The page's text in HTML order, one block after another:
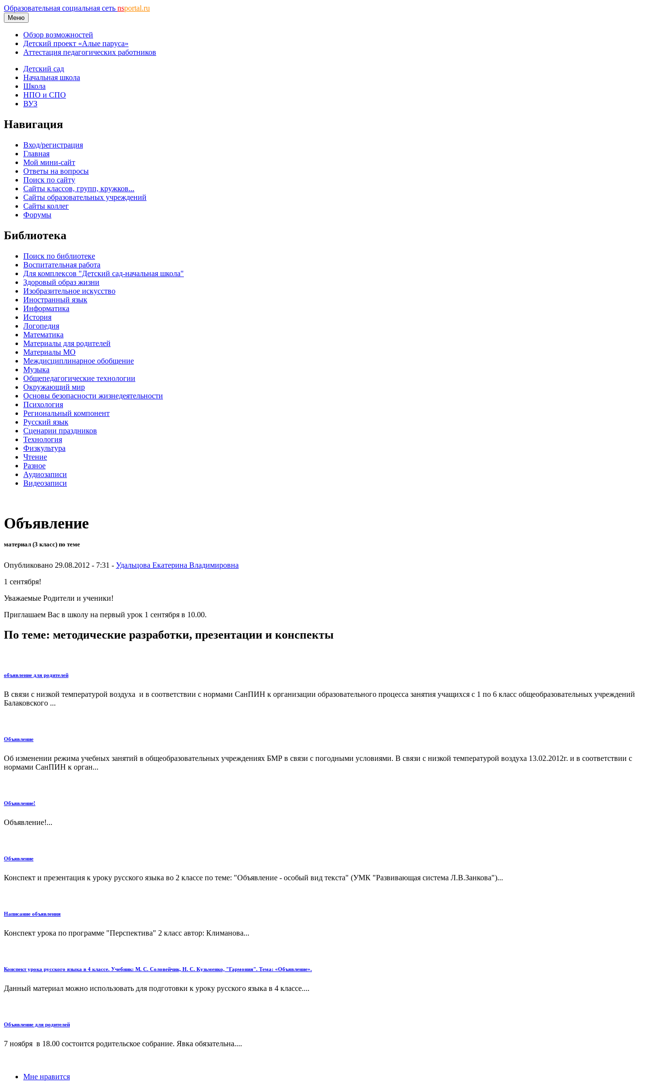
Образовательная социальная сеть nsportal.ru
Меню
Обзор возможностей
Детский проект «Алые паруса»
Аттестация педагогических работников
Детский сад
Начальная школа
Школа
НПО и СПО
ВУЗ
Навигация
Вход/регистрация
Главная
Мой мини-сайт
Ответы на вопросы
Поиск по сайту
Сайты классов, групп, кружков...
Сайты образовательных учреждений
Сайты коллег
Форумы
Библиотека
Поиск по библиотеке
Воспитательная работа
Для комплексов "Детский сад-начальная школа"
Здоровый образ жизни
Изобразительное искусство
Иностранный язык
Информатика
История
Логопедия
Математика
Материалы для родителей
Материалы МО
Междисциплинарное обобщение
Музыка
Общепедагогические технологии
Окружающий мир
Основы безопасности жизнедеятельности
Психология
Региональный компонент
Русский язык
Сценарии праздников
Технология
Физкультура
Чтение
Разное
Аудиозаписи
Видеозаписи
Объявление
материал (3 класс) по теме
Опубликовано 29.08.2012 - 7:31 - Удальцова Екатерина Владимировна
1 сентября!
Уважаемые Родители и ученики!
Приглашаем Вас в школу на первый урок 1 сентября в 10.00.
По теме: методические разработки, презентации и конспекты
объявление для родителей
В связи с низкой температурой воздуха и в соответствии с нормами СанПИН к организации образовательного процесса занятия учащихся с 1 по 6 класс общеобразовательных учреждений
Балаковского ...
Объявление
Об изменении режима учебных занятий в общеобразовательных учреждениях БМР в связи с погодными условиями. В связи с низкой температурой воздуха 13.02.2012г. и в соответствии с
нормами СанПИН к орган...
Объявление!
Объявление!...
Объявление
Конспект и презентация к уроку русского языка во 2 классе по теме: "Объявление - особый вид текста" (УМК "Развивающая система Л.В.Занкова")...
Написание объявления
Конспект урока по программе "Перспектива" 2 класс автор: Климанова...
Конспект урока русского языка в 4 классе. Учебник: М. С. Соловейчик, Н. С. Кузьменко, "Гармония". Тема: «Объявление».
Данный материал можно использовать для подготовки к уроку русского языка в 4 классе....
Объявление для родителей
7 ноября в 18.00 состоится родительское собрание. Явка обязательна....
Мне нравится